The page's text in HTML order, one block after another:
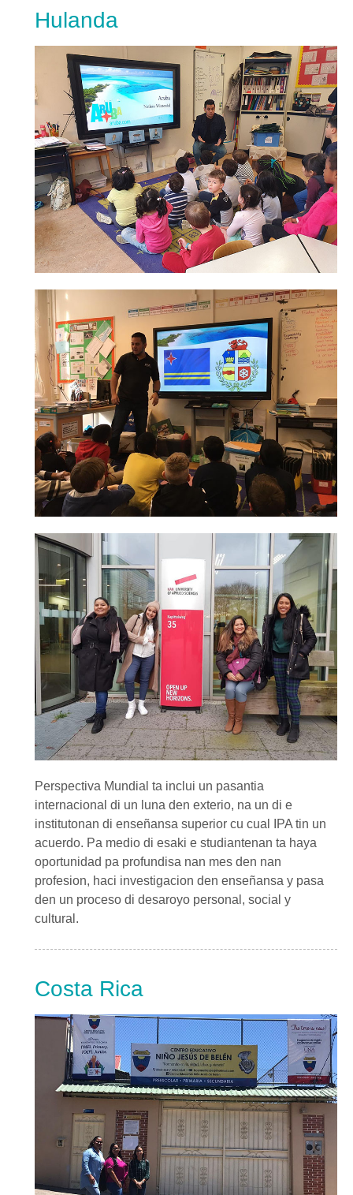
Hulanda
Perspectiva Mundial ta inclui un pasantia
internacional di un luna den exterio, na un di e
institutonan di enseñansa superior cu cual IPA tin un
acuerdo. Pa medio di esaki e studiantenan ta haya
oportunidad pa profundisa nan mes den nan
profesion, haci investigacion den enseñansa y pasa
den un proceso di desaroyo personal, social y
cultural.
Costa Rica